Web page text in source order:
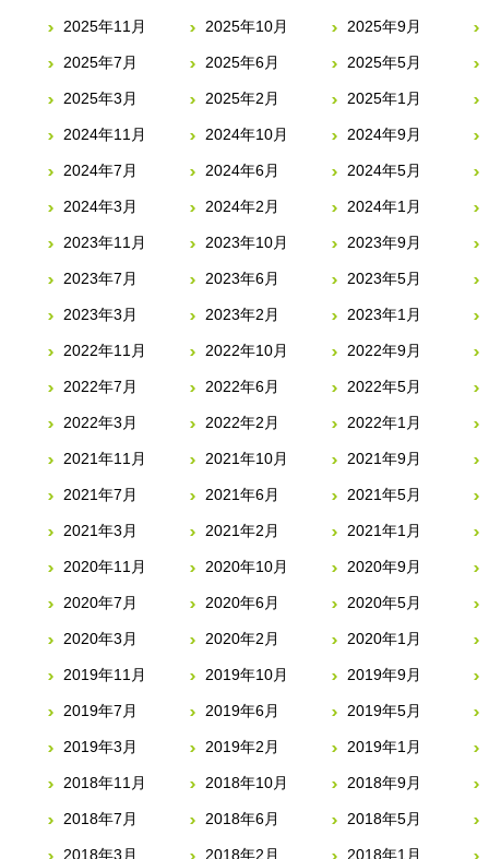
2025年11月 2025年10月 2025年9月
2025年7月 2025年6月 2025年5月
2025年3月 2025年2月 2025年1月
2024年11月 2024年10月 2024年9月
2024年7月 2024年6月 2024年5月
2024年3月 2024年2月 2024年1月
2023年11月 2023年10月 2023年9月
2023年7月 2023年6月 2023年5月
2023年3月 2023年2月 2023年1月
2022年11月 2022年10月 2022年9月
2022年7月 2022年6月 2022年5月
2022年3月 2022年2月 2022年1月
2021年11月 2021年10月 2021年9月
2021年7月 2021年6月 2021年5月
2021年3月 2021年2月 2021年1月
2020年11月 2020年10月 2020年9月
2020年7月 2020年6月 2020年5月
2020年3月 2020年2月 2020年1月
2019年11月 2019年10月 2019年9月
2019年7月 2019年6月 2019年5月
2019年3月 2019年2月 2019年1月
2018年11月 2018年10月 2018年9月
2018年7月 2018年6月 2018年5月
2018年3月 2018年2月 2018年1月